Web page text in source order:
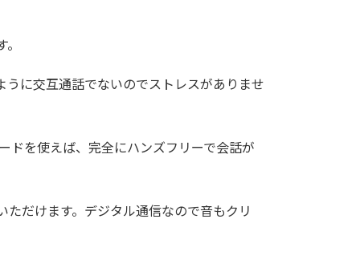
うに交互通話でないのでストレスがありませ
ドを使えば、完全にハンズフリーで会話が
ただけます。デジタル通信なので音もクリ